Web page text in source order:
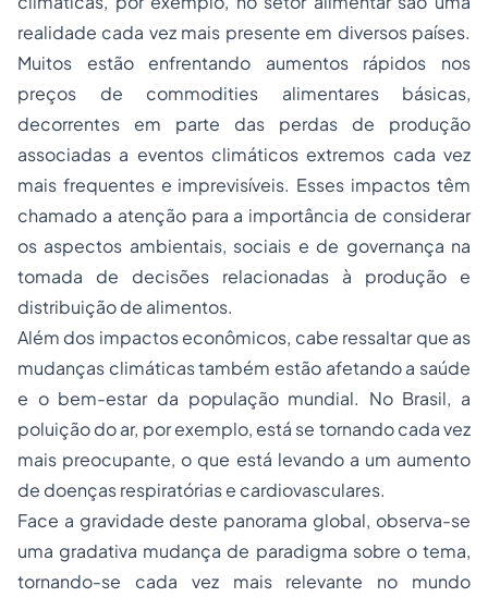
realidade cada vez mais presente em diversos países.
Muitos estão enfrentando aumentos rápidos nos
preços de commodities alimentares básicas,
decorrentes em parte das perdas de produção
associadas a eventos climáticos extremos cada vez
mais frequentes e imprevisíveis. Esses impactos têm
chamado a atenção para a importância de considerar
os aspectos ambientais, sociais e de governança na
tomada de decisões relacionadas à produção e
distribuição de alimentos.
Além dos impactos econômicos, cabe ressaltar que as
mudanças climáticas também estão afetando a saúde
e o bem-estar da população mundial. No Brasil, a
poluição do ar, por exemplo, está se tornando cada vez
mais preocupante, o que está levando a um aumento
de doenças respiratórias e cardiovasculares.
Face a gravidade deste panorama global, observa-se
uma gradativa mudança de paradigma sobre o tema,
tornando-se cada vez mais relevante no mundo